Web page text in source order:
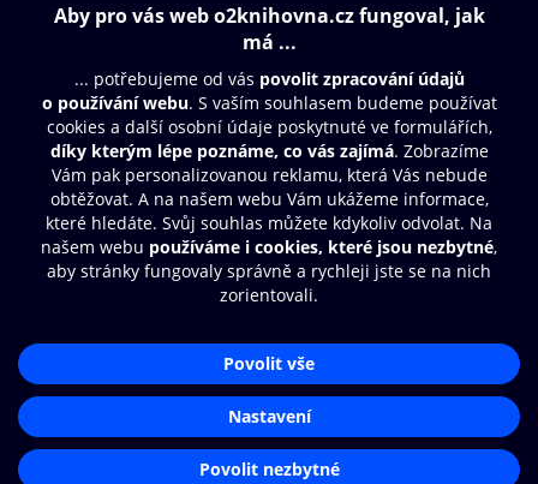
Obsah ke stažení
Moje O2 Knihovna
Další zábava
© O2 Czech Republic a.s.
Přístupnost
Zásady zpracování osobních údajů
Nastavení cookies
Aplikace O2 Knihovna
Čti a poslouchej své e-knihy a
audioknihy rychleji a pohodlněji.